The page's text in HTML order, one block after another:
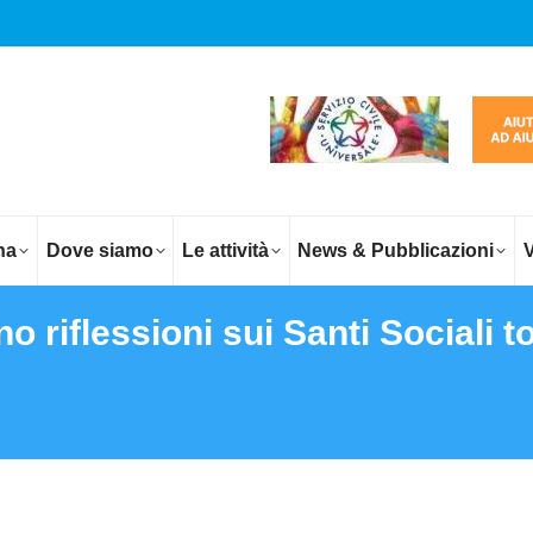
Dove siamo Le attività News & Pubblicazioni
riflessioni sui Santi Sociali